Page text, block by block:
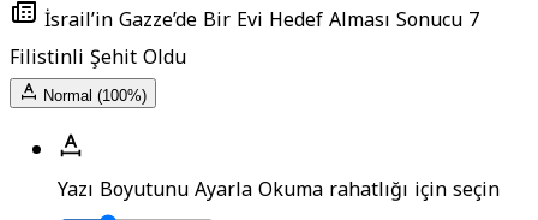
İsrail’in Gazze’de Bir Evi Hedef Alması Sonucu 7
Filistinli Şehit Oldu
Normal (100%)
Yazı Boyutunu AyarlaOkuma rahatlığı için seçin